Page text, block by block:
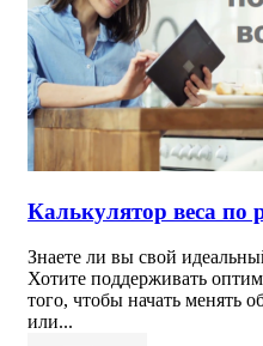
Калькулятор веса по
Знаете ли вы свой
Хотите поддерживать
того, чтобы начать менять
или...